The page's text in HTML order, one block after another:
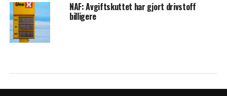
NAF: Avgiftskuttet har gjort drivstoff
billigere